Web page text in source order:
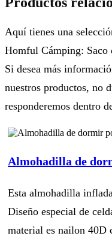
Aquí tienes una
Homful Cámping: Saco
Si desea más
nuestros productos, no
responderemos dentro
Almohadilla de
Esta almohadilla
Diseño especial de
material es nailon 40D